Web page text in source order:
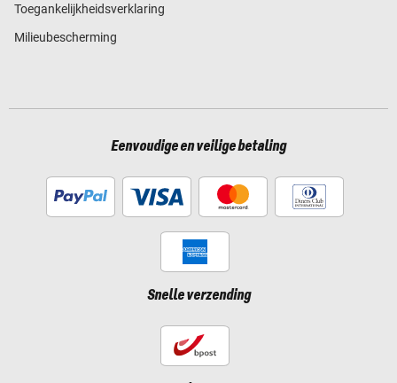
Toegankelijkheidsverklaring
Milieubescherming
Eenvoudige en veilige betaling
Snelle verzending